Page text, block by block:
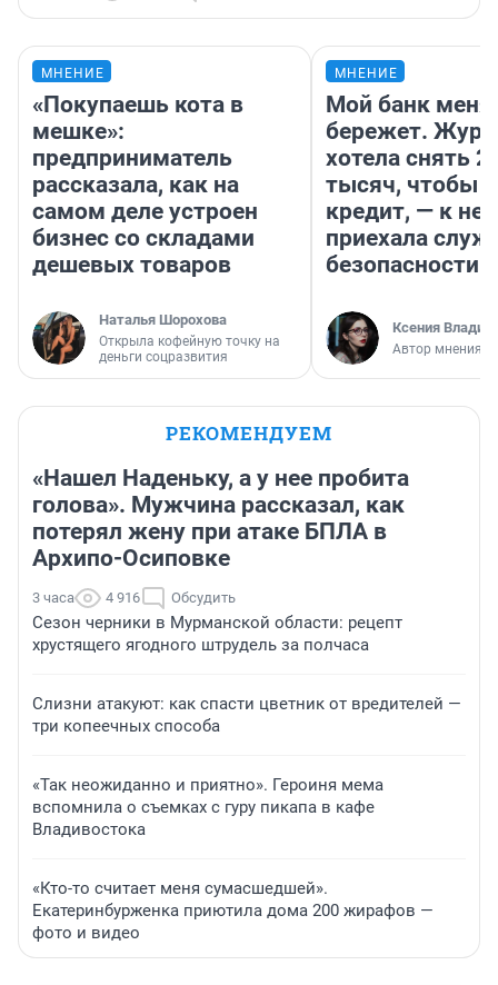
МНЕНИЕ
«Покупаешь кота в
мешке»:
предприниматель
рассказала, как на
самом деле устроен
бизнес со складами
дешевых товаров
Наталья Шорохова
Открыла кофейную точку на
деньги соцразвития
МНЕНИЕ
Мой банк меня
бережет.
хотела снять
тысяч, чтобы
кредит, — к
приехала
безопасности
Ксения
Автор мнения
РЕКОМЕНДУЕМ
«Нашел Наденьку, а у нее пробита
голова». Мужчина рассказал, как
потерял жену при атаке БПЛА в
Архипо-Осиповке
3 часа 4 916 Обсудить
Сезон черники в Мурманской области: рецепт
хрустящего ягодного штрудель за полчаса
Слизни атакуют: как спасти цветник от вредителей —
три копеечных способа
«Так неожиданно и приятно». Героиня мема
вспомнила о съемках с гуру пикапа в кафе
Владивостока
«Кто-то считает меня сумасшедшей».
Екатеринбурженка приютила дома 200 жирафов —
фото и видео